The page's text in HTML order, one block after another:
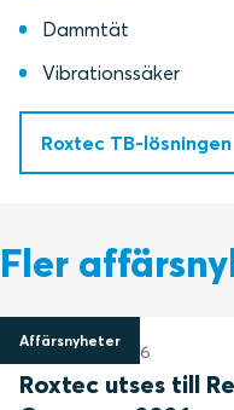
Dammtät
Vibrationssäker
Roxtec TB-lösningen
Fler
Affärsnyheter
23 februari 2026
Roxtec utses till